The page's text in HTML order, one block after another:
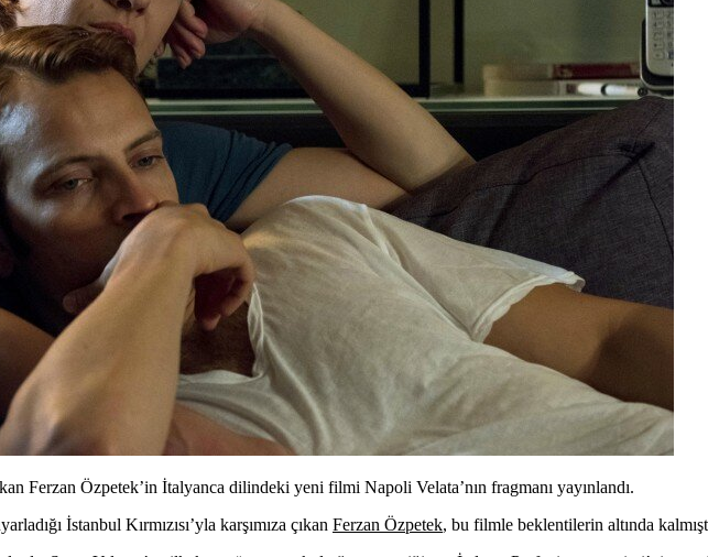
Ferzan Özpetek’in İtalyanca dilindeki yeni filmi Napoli Velata’nın fragmanı yayınlandı.
İstanbul Kırmızısı’yla karşımıza çıkan Ferzan Özpetek, bu filmle beklentilerin altında